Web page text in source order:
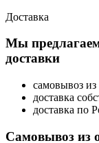
Доставка
Мы
доставки
самовывоз из
доставка
доставка по
Самовывоз из